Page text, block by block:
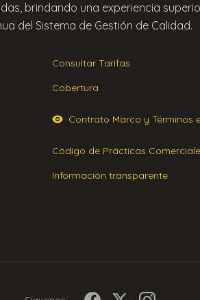
brindando una experiencia
del Sistema de Gestión de Calidad.
Consultar Tarifas
Cobertura
Contrato Marco y Términos
Código de Prácticas
Información transparente